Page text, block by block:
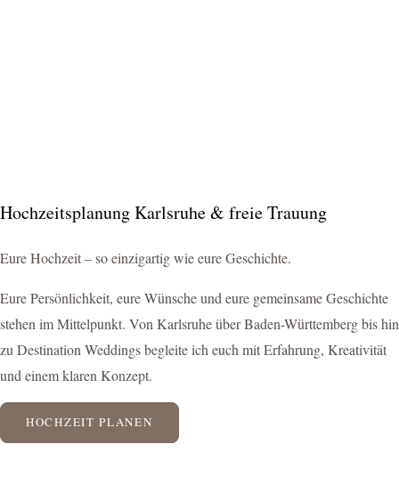
Hochzeitsplanung Karlsruhe & freie Trauung
Eure Hochzeit – so einzigartig wie eure Geschichte.
Eure Persönlichkeit, eure Wünsche und eure gemeinsame Geschichte
stehen im Mittelpunkt. Von Karlsruhe über Baden-Württemberg bis hin
zu Destination Weddings begleite ich euch mit Erfahrung, Kreativität
und einem klaren Konzept.
HOCHZEIT PLANEN